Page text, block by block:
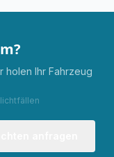
?
holen Ihr Fahrzeug